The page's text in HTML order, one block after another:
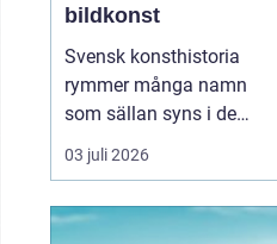
bildkonst
Svensk konsthistoria
rymmer många namn
som sällan syns i de
stora rubrikerna, men
som ändå har en
samlarnas och
03 juli 2026